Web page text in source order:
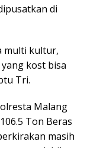
di
multi kultur,
kost bisa
Tri.
Malang
Ton Beras
masih